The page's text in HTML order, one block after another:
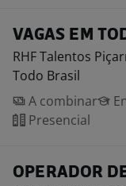
VAGAS EM
RHF Talentos
Todo Brasil
A combinar
Presencial
OPERADOR